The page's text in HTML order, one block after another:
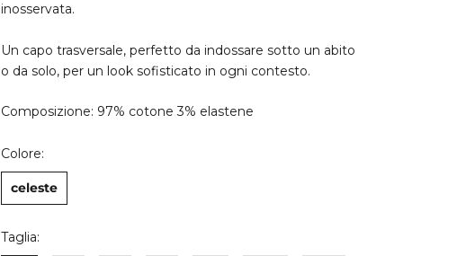
inosservata.
Un capo trasversale, perfetto da indossare sotto un abito
o da solo, per un look sofisticato in ogni contesto.
Composizione: 97% cotone 3% elastene
Colore:
celeste
Taglia: